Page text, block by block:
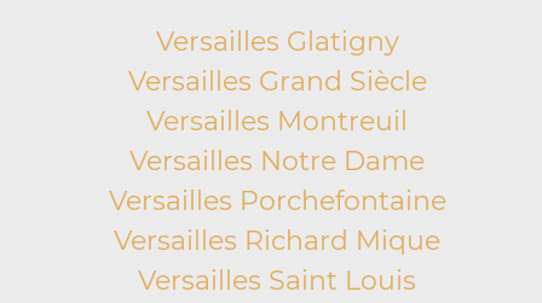
Versailles Glatigny
Versailles Grand Siècle
Versailles Montreuil
Versailles Notre Dame
Versailles Porchefontaine
Versailles Richard Mique
Versailles Saint Louis